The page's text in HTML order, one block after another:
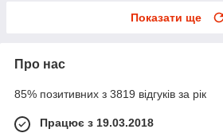
Показати ще
Про нас
85% позитивних з 3819 відгуків за рік
Працює з 19.03.2018